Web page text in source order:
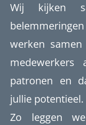
Wij kijken
werken
patronen en
jullie potentieel.
Zo leggen